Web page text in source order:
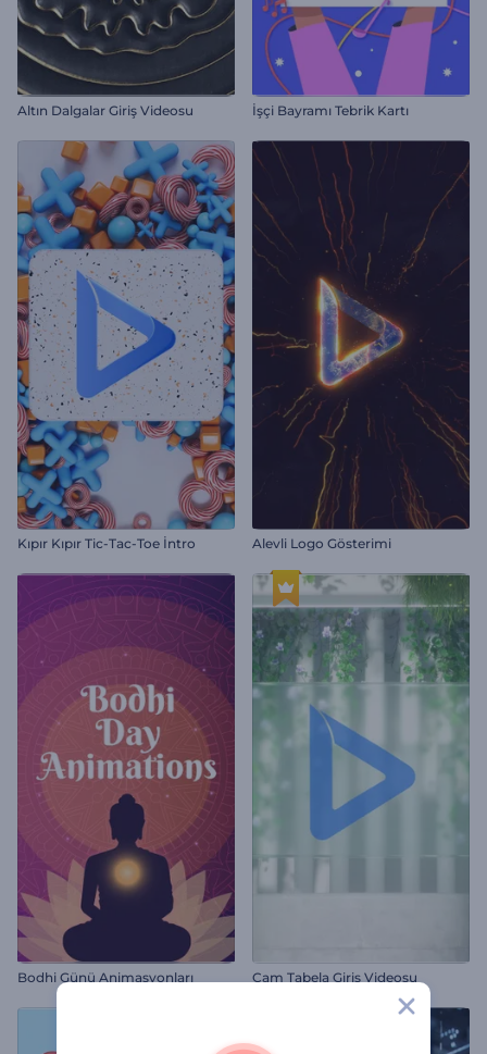
Altın Dalgalar Giriş Videosu İşçi Bayramı Tebrik Kartı
Kıpır Kıpır Tic-Tac-Toe İntro Alevli Logo Gösterimi
Bodhi Günü Animasyonları Cam Tabela Giriş Videosu